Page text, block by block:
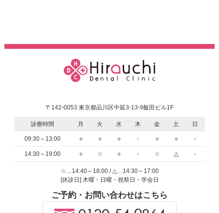
〒142-0053 東京都品川区中延3-13-9飯田ビル1F
診療時間 月 火 水 木 金 土 日
09:30～13:00 ○ ○ ○ - ○ ○ -
14:30～19:00 ○ ☆ ○ - ☆ △ -
☆…14:40～18:00 / △…14:30～17:00
[休診日] 木曜・日曜・祝祭日・学会日
ご予約・お問い合わせはこちら